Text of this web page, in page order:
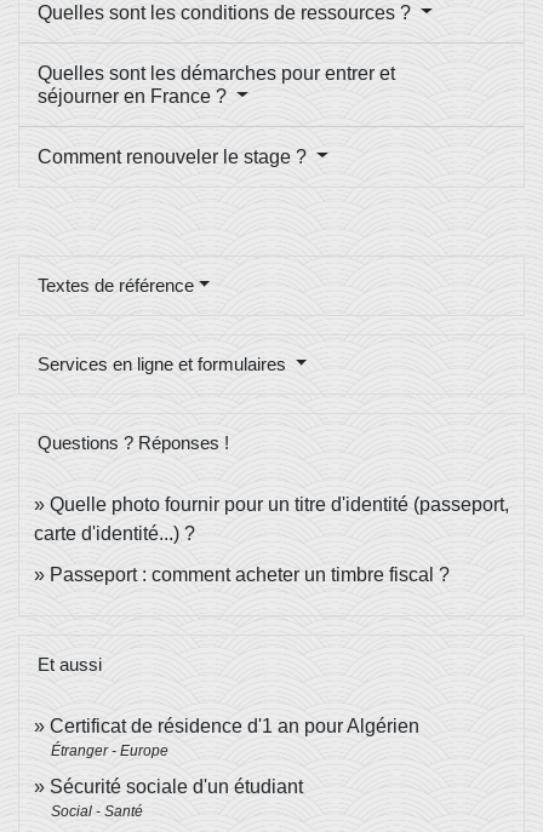
Quelles sont les conditions de ressources ?
Quelles sont les démarches pour entrer et
séjourner en France ?
Comment renouveler le stage ?
Textes de référence
Services en ligne et formulaires
Questions ? Réponses !
Quelle photo fournir pour un titre d'identité (passeport,
carte d'identité...) ?
Passeport : comment acheter un timbre fiscal ?
Et aussi
Certificat de résidence d'1 an pour Algérien
Étranger - Europe
Sécurité sociale d'un étudiant
Social - Santé